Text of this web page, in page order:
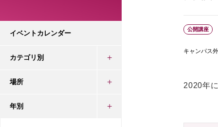
公開講座
キャンパス外
2020年
イベントカレンダー
カテゴリ別
場所
年別